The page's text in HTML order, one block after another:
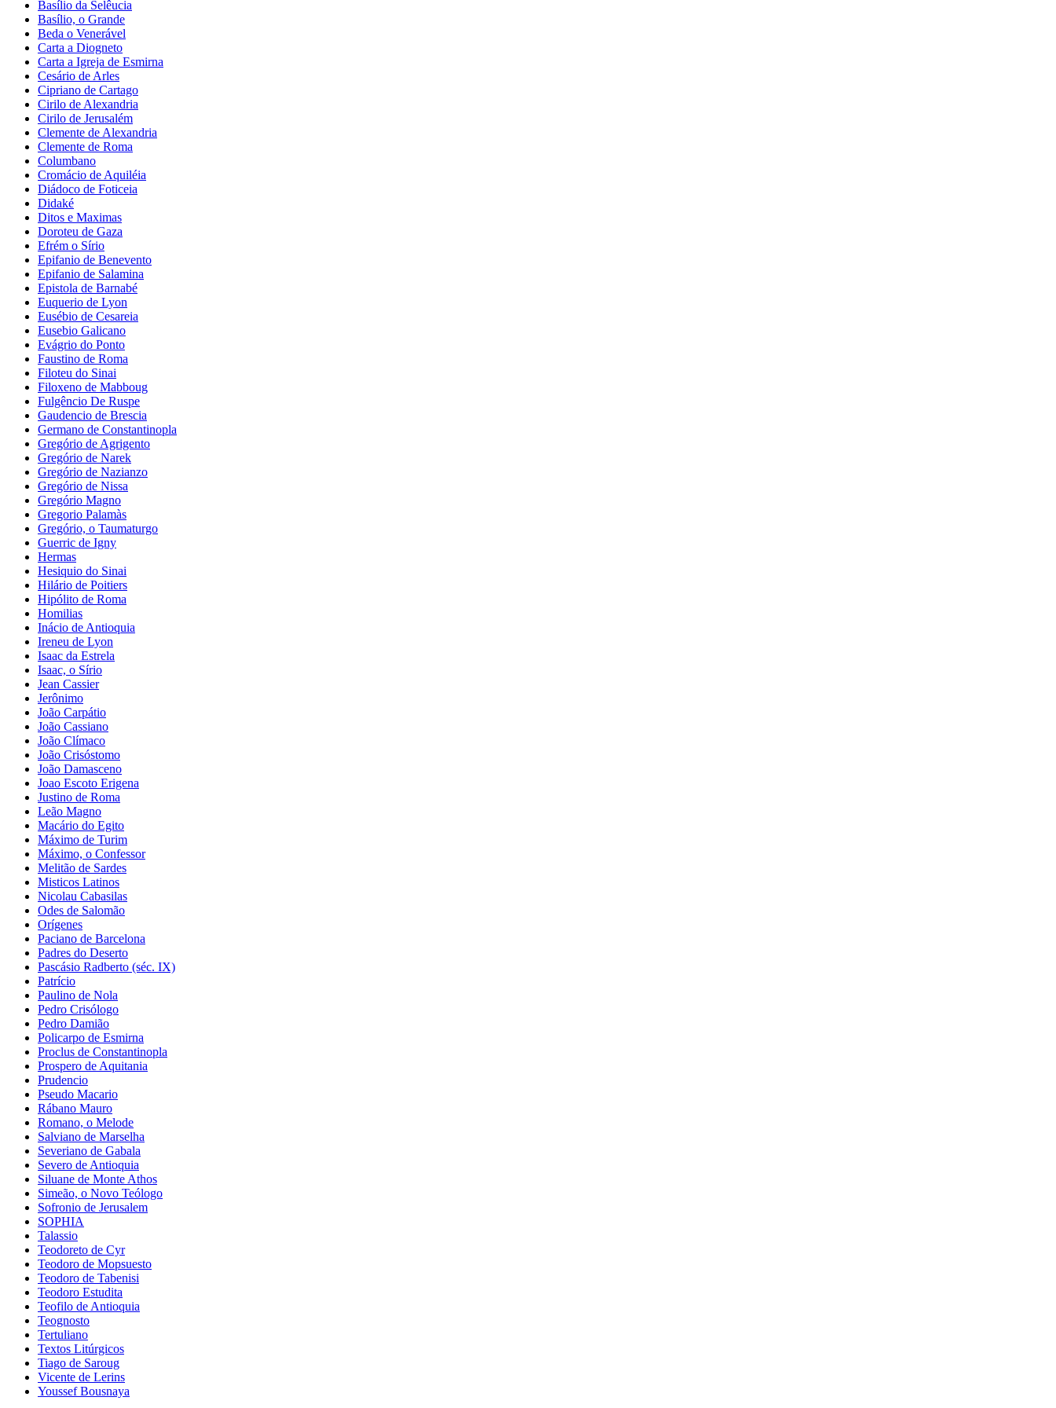
Basílio da Selêucia
Basílio, o Grande
Beda o Venerável
Carta a Diogneto
Carta a Igreja de Esmirna
Cesário de Arles
Cipriano de Cartago
Cirilo de Alexandria
Cirilo de Jerusalém
Clemente de Alexandria
Clemente de Roma
Columbano
Cromácio de Aquiléia
Diádoco de Foticeia
Didaké
Ditos e Maximas
Doroteu de Gaza
Efrém o Sírio
Epifanio de Benevento
Epifanio de Salamina
Epistola de Barnabé
Euquerio de Lyon
Eusébio de Cesareia
Eusebio Galicano
Evágrio do Ponto
Faustino de Roma
Filoteu do Sinai
Filoxeno de Mabboug
Fulgêncio De Ruspe
Gaudencio de Brescia
Germano de Constantinopla
Gregório de Agrigento
Gregório de Narek
Gregório de Nazianzo
Gregório de Nissa
Gregório Magno
Gregorio Palamàs
Gregório, o Taumaturgo
Guerric de Igny
Hermas
Hesiquio do Sinai
Hilário de Poitiers
Hipólito de Roma
Homilias
Inácio de Antioquia
Ireneu de Lyon
Isaac da Estrela
Isaac, o Sírio
Jean Cassier
Jerônimo
João Carpátio
João Cassiano
João Clímaco
João Crisóstomo
João Damasceno
Joao Escoto Erigena
Justino de Roma
Leão Magno
Macário do Egito
Máximo de Turim
Máximo, o Confessor
Melitão de Sardes
Misticos Latinos
Nicolau Cabasilas
Odes de Salomão
Orígenes
Paciano de Barcelona
Padres do Deserto
Pascásio Radberto (séc. IX)
Patrício
Paulino de Nola
Pedro Crisólogo
Pedro Damião
Policarpo de Esmirna
Proclus de Constantinopla
Prospero de Aquitania
Prudencio
Pseudo Macario
Rábano Mauro
Romano, o Melode
Salviano de Marselha
Severiano de Gabala
Severo de Antioquia
Siluane de Monte Athos
Simeão, o Novo Teólogo
Sofronio de Jerusalem
SOPHIA
Talassio
Teodoreto de Cyr
Teodoro de Mopsuesto
Teodoro de Tabenisi
Teodoro Estudita
Teofilo de Antioquia
Teognosto
Tertuliano
Textos Litúrgicos
Tiago de Saroug
Vicente de Lerins
Youssef Bousnaya